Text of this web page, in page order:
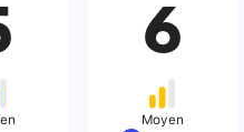
6
Moyen